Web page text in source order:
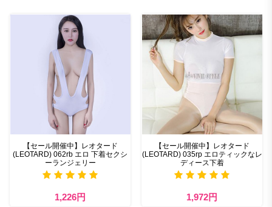
【セール開催中】レオタード
(LEOTARD) 062rb エロ 下着セクシ
ーランジェリー
1,226円
【セール開催中】レオタード
(LEOTARD) 035rp エロティックなレ
ディース下着
1,972円